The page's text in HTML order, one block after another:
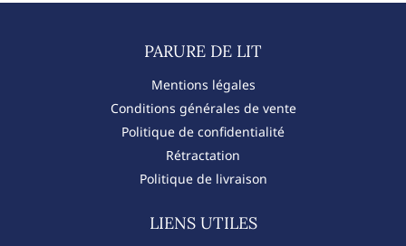
PARURE DE LIT​
Mentions légales
Conditions générales de vente
Politique de confidentialité
Rétractation
Politique de livraison
LIENS UTILES